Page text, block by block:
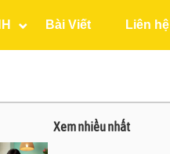
Bài Viết Liên hệ
Xem nhiều nhất